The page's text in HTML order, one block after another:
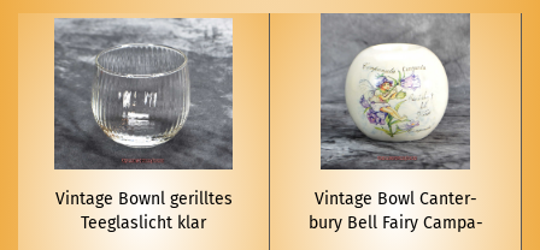
Vin­ta­ge Bownl ge­rill­tes
Tee­glas­licht klar
Vin­ta­ge Bowl Can­ter­
bu­ry Bell Fairy Cam­pa­